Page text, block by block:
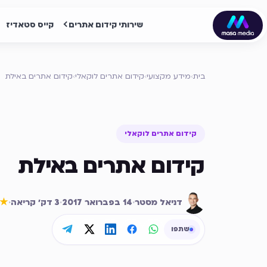
שירותי קידום אתרים קייס סטאדיז
בית›מידע מקצועי›קידום אתרים לוקאלי›קידום אתרים באילת
קידום אתרים לוקאלי
קידום אתרים באילת
דניאל מסטר·14 בפברואר 2017 ·
3 דק׳ קריאה·
שתפו